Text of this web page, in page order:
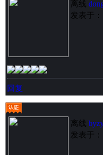
离线
发表于
回复
离线
发表于